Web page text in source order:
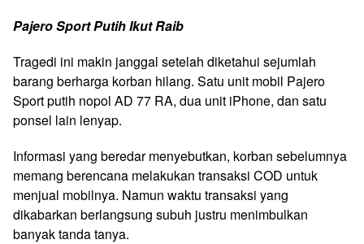
Pajero Sport Putih Ikut Raib
Tragedi ini makin janggal setelah diketahui sejumlah
barang berharga korban hilang. Satu unit mobil Pajero
Sport putih nopol AD 77 RA, dua unit iPhone, dan satu
ponsel lain lenyap.
Informasi yang beredar menyebutkan, korban sebelumnya
memang berencana melakukan transaksi COD untuk
menjual mobilnya. Namun waktu transaksi yang
dikabarkan berlangsung subuh justru menimbulkan
banyak tanda tanya.